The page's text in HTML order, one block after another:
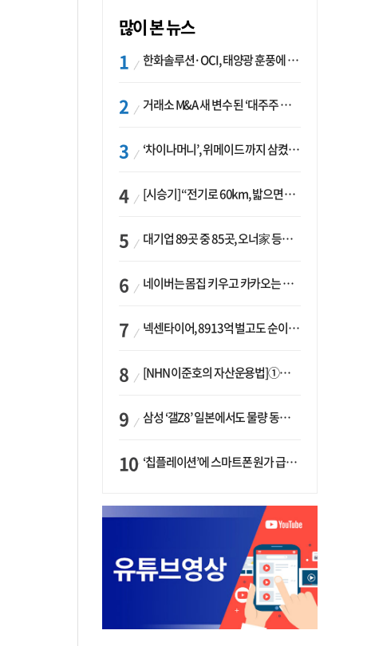
많이 본 뉴스
한화솔루션·OCI, 태양광 훈풍에 실적 개선…美 ‘섹션232’ 최대 변수
거래소 M&A 새 변수 된 ‘대주주 심사’…네이버·두나무 결합도 영향권
‘차이나머니’, 위메이드 까지 삼켰다… K콘텐츠, 글로벌 확장에도 中 투자 ‘경계령’
[시승기] “전기로 60km, 밟으면 462마력”…볼보 XC60 T8의 두 얼굴
대기업 89곳 중 85곳, 오너家 등기임원 겸직…BS 46곳·SM 45곳 ‘족벌경영’ 고착화
네이버는 몸집 키우고 카카오는 줄였다…‘역대급 실적’에 성장전략은 ‘극과 극’
넥센타이어, 8913억 벌고도 순이익 2억…유럽 세부담에 이익 증발
[NHN 이준호의 자산운용법]①이니시오·JLC ‘부동산’-JLC파트너스 ‘투자’…“부동산 담보대출로 투자재원 확보”
삼성 ‘갤Z8’ 일본에서도 물량 동났다…애플 참전 앞두고 선두 수성 ‘시험대’
‘칩플레이션’에 스마트폰 원가 급등…삼성전자, ‘엑시노스’ 채택 확대하나